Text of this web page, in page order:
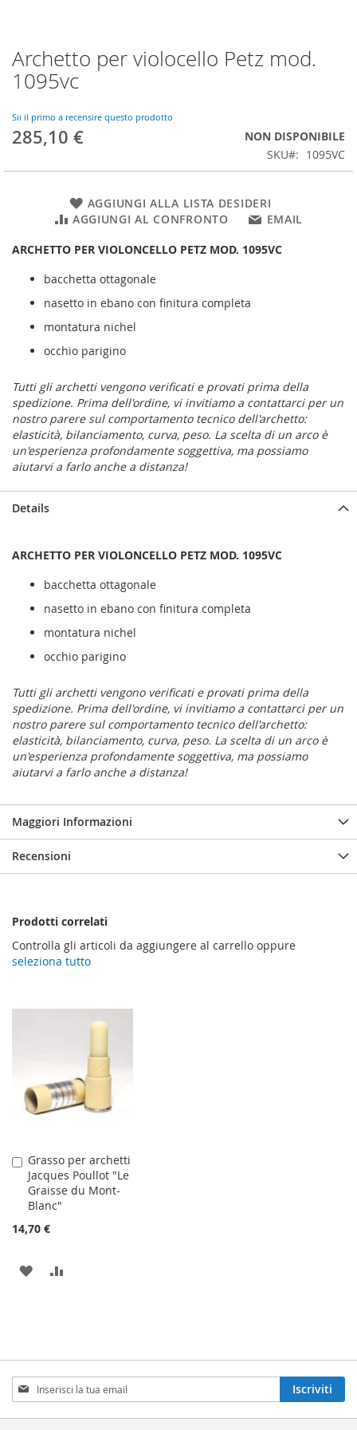
Vai
all'inizio
della
di
immagini
Archetto per violocello Petz mod.
1095vc
Sii il primo a recensire questo prodotto
285,10 €
NON DISPONIBILE
SKU
1095VC
AGGIUNGI ALLA LISTA DESIDERI
AGGIUNGI AL CONFRONTO
EMAIL
ARCHETTO PER VIOLONCELLO PETZ MOD. 1095VC
bacchetta ottagonale
nasetto in ebano con finitura completa
montatura nichel
occhio parigino
Tutti gli archetti vengono verificati e provati prima della
spedizione. Prima dell'ordine, vi invitiamo a contattarci per un
nostro parere sul comportamento tecnico dell'archetto:
elasticità, bilanciamento, curva, peso. La scelta di un arco è
un'esperienza profondamente soggettiva, ma possiamo
aiutarvi a farlo anche a distanza!
Details
ARCHETTO PER VIOLONCELLO PETZ MOD. 1095VC
bacchetta ottagonale
nasetto in ebano con finitura completa
montatura nichel
occhio parigino
Tutti gli archetti vengono verificati e provati prima della
spedizione. Prima dell'ordine, vi invitiamo a contattarci per un
nostro parere sul comportamento tecnico dell'archetto:
elasticità, bilanciamento, curva, peso. La scelta di un arco è
un'esperienza profondamente soggettiva, ma possiamo
aiutarvi a farlo anche a distanza!
Maggiori Informazioni
Recensioni
Prodotti correlati
Controlla gli articoli da aggiungere al carrello oppure
seleziona tutto
Grasso per archetti
Jacques Poullot "Le
Graisse du Mont-
Blanc"
14,70 €
Aggiungi
al
Carrello
AGGIUNGI
Iscriviti
alla
nostra
Iscriviti